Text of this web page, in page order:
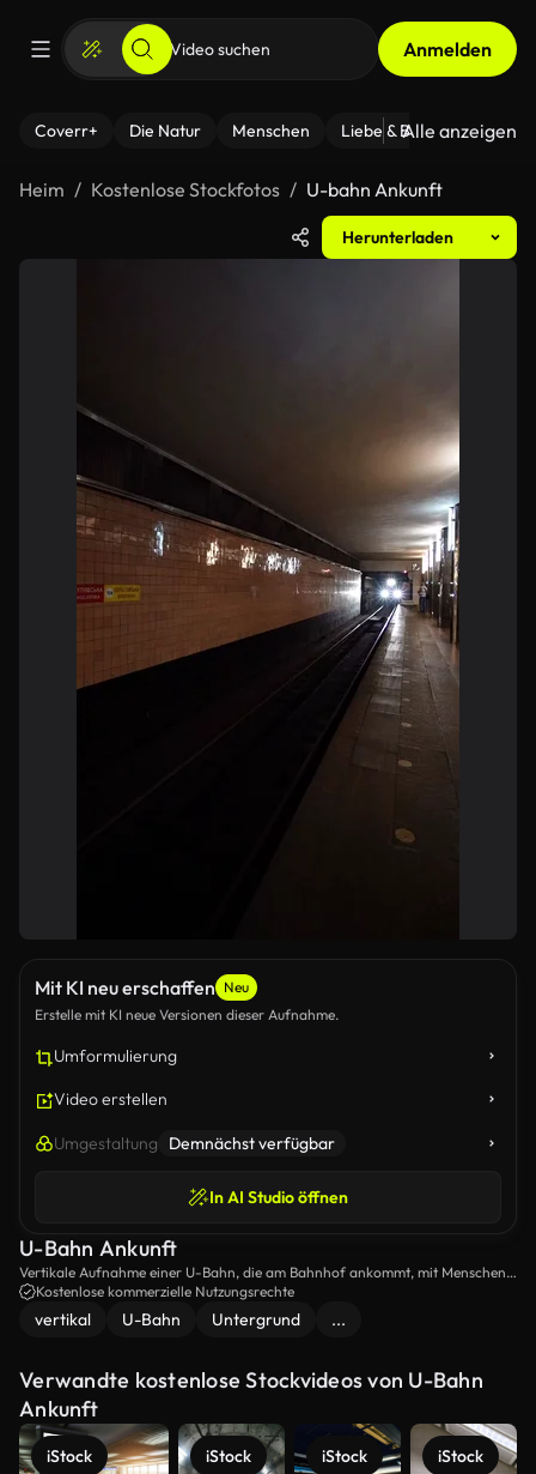
Anmelden
Coverr+ Die Natur Menschen Liebe & Beziehungen
Alle anzeigen
Heim Kostenlose Stockfotos U-bahn Ankunft
Herunterladen
Mit KI neu erschaffen Neu
Erstelle mit KI neue Versionen dieser Aufnahme.
Umformulierung
Video erstellen
Umgestaltung Demnächst verfügbar
In AI Studio öffnen
U-Bahn Ankunft
Vertikale Aufnahme einer U-Bahn, die am Bahnhof ankommt, mit Menschen
darin.Kostenlose kommerzielle Nutzungsrechte
vertikal U-Bahn Untergrund ...
Verwandte kostenlose Stockvideos von U-Bahn
Ankunft
iStock iStock iStock iStock